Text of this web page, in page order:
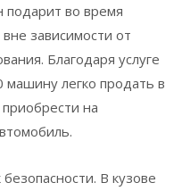
во время
зависимости от
Благодаря услуге
машину легко продать в
на
В кузове